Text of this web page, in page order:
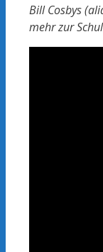
Bill Cosbys
mehr zur